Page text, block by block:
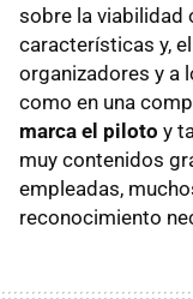
sobre la viabilidad
características y,
organizadores y a
como en una
marca el piloto y
muy contenidos
empleadas,
reconocimiento